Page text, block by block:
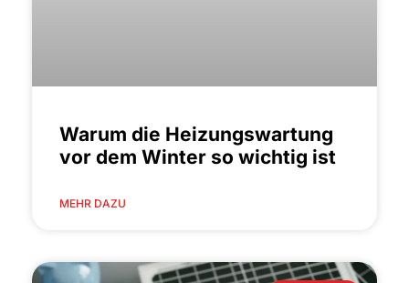
Warum die Heizungswartung
vor dem Winter so wichtig ist
MEHR DAZU